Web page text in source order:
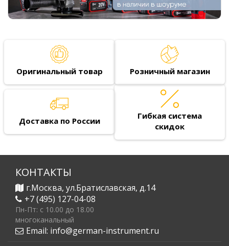
Оригинальный товар Розничный магазин
Доставка по России
Гибкая система
скидок
КОНТАКТЫ
г.Москва, ул.Братиславская, д.14
+7 (495) 127-04-08
Пн-Пт: c 10.00 до 18.00
многоканальный
Email: info@german-instrument.ru